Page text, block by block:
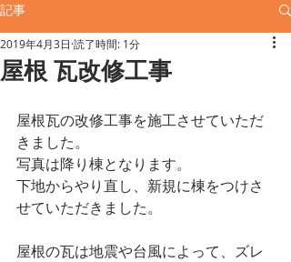
記事
屋根 瓦改修工事
2019年4月3日 読了時間: 1分
屋根瓦の改修工事を施工させていただ
きました。
写真は降り棟となります。
下地からやり直し、新規に棟をつけさ
せていただきました。
屋根の瓦は地震や台風によって、ズレ